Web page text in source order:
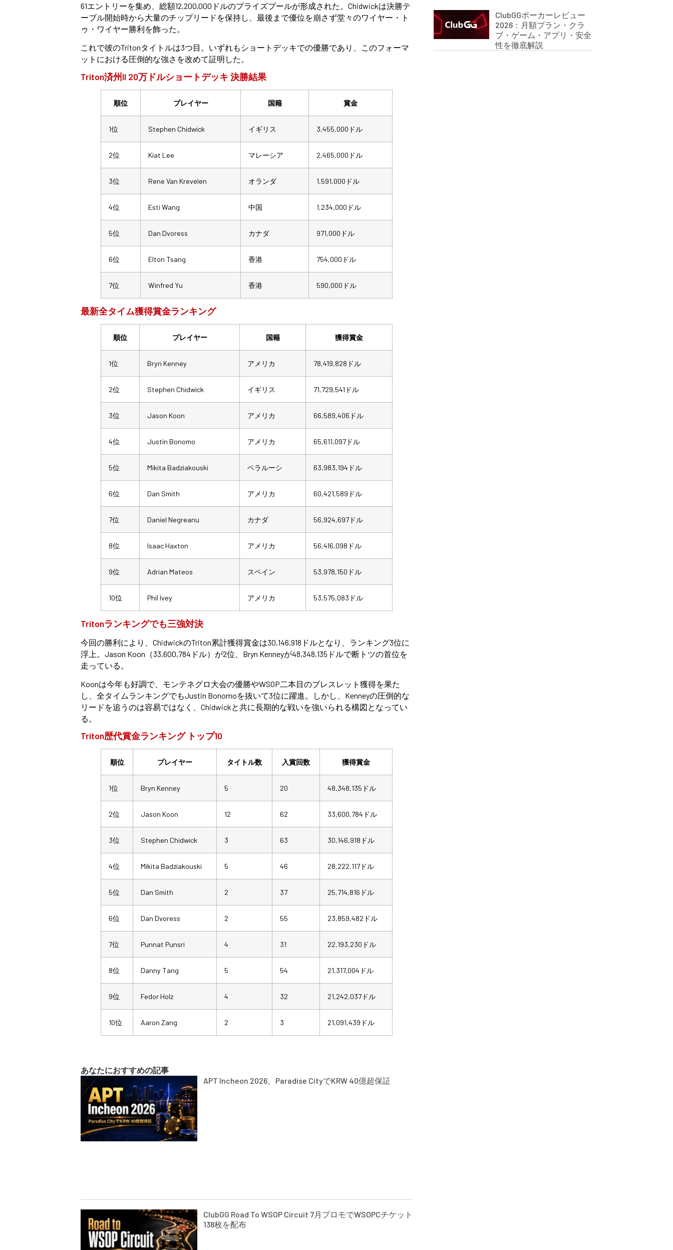
61エントリーを集め、総額12,200,000ドルのプライズプールが形成された。Chidwickは決勝テ
ーブル開始時から大量のチップリードを保持し、最後まで優位を崩さず堂々のワイヤー・ト
ゥ・ワイヤー勝利を飾った。
これで彼のTritonタイトルは3つ目。いずれもショートデッキでの優勝であり、このフォーマ
ットにおける圧倒的な強さを改めて証明した。
Triton済州II 20万ドルショートデッキ 決勝結果
順位 プレイヤー 国籍 賞金
1位 Stephen Chidwick イギリス 3,455,000ドル
2位 Kiat Lee マレーシア 2,465,000ドル
3位 Rene Van Krevelen オランダ 1,591,000ドル
4位 Esti Wang 中国 1,234,000ドル
5位 Dan Dvoress カナダ 971,000ドル
6位 Elton Tsang 香港 754,000ドル
7位 Winfred Yu 香港 590,000ドル
最新全タイム獲得賞金ランキング
順位 プレイヤー 国籍 獲得賞金
1位 Bryn Kenney アメリカ 78,419,828ドル
2位 Stephen Chidwick イギリス 71,729,541ドル
3位 Jason Koon アメリカ 66,589,406ドル
4位 Justin Bonomo アメリカ 65,611,097ドル
5位 Mikita Badziakouski ベラルーシ 63,983,194ドル
6位 Dan Smith アメリカ 60,421,589ドル
7位 Daniel Negreanu カナダ 56,924,697ドル
8位 Isaac Haxton アメリカ 56,416,098ドル
9位 Adrian Mateos スペイン 53,978,150ドル
10位 Phil Ivey アメリカ 53,575,083ドル
Tritonランキングでも三強対決
今回の勝利により、ChidwickのTriton累計獲得賞金は30,146,918ドルとなり、ランキング3位に
浮上。Jason Koon（33,600,784ドル）が2位、Bryn Kenneyが48,348,135ドルで断トツの首位を
走っている。
Koonは今年も好調で、モンテネグロ大会の優勝やWSOP二本目のブレスレット獲得を果た
し、全タイムランキングでもJustin Bonomoを抜いて3位に躍進。しかし、Kenneyの圧倒的な
リードを追うのは容易ではなく、Chidwickと共に長期的な戦いを強いられる構図となってい
る。
Triton歴代賞金ランキング トップ10
順位 プレイヤー タイトル数 入賞回数 獲得賞金
1位 Bryn Kenney 5 20 48,348,135ドル
2位 Jason Koon 12 62 33,600,784ドル
3位 Stephen Chidwick 3 63 30,146,918ドル
4位 Mikita Badziakouski 5 46 28,222,117ドル
5位 Dan Smith 2 37 25,714,816ドル
6位 Dan Dvoress 2 55 23,859,482ドル
7位 Punnat Punsri 4 31 22,193,230ドル
8位 Danny Tang 5 54 21,317,004ドル
9位 Fedor Holz 4 32 21,242,037ドル
10位 Aaron Zang 2 3 21,091,439ドル
あなたにおすすめの記事
APT Incheon 2026、Paradise CityでKRW 40億超保証
ClubGG Road To WSOP Circuit 7月プロモでWSOPCチケット
138枚を配布
ClubGGポーカーレビュー
2026：月額プラン・クラ
ブ・ゲーム・アプリ・安全
性を徹底解説